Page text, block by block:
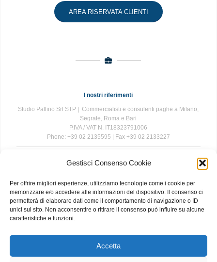
Gestisci Consenso Cookie
Per offrire migliori esperienze, utilizziamo tecnologie come i cookie per
memorizzare e/o accedere alle informazioni del dispositivo. Il consenso ci
permetterà di elaborare dati come il comportamento di navigazione o ID
unici sul sito. Non acconsentire o ritirare il consenso può influire su alcune
caratteristiche e funzioni.
Accetta
AREA RISERVATA CLIENTI
I nostri riferimenti
Studio Pallino Srl STP | Commercialisti e consulenti paghe a Milano,
Segrate, Roma e Bari
P.IVA / VAT N. IT18323791006
Phone: +39 02 2135595 | Fax +39 02 2133227
The information contained in this website is for general information
while we endeavour to keep the information up to date and correct, we
make no representations or warranties of any kind, express or implied,
about the completeness, accuracy, reliability, suitability or availability
with respect to the website or the information, products, services, or
related graphics contained on the website for any purpose. Any